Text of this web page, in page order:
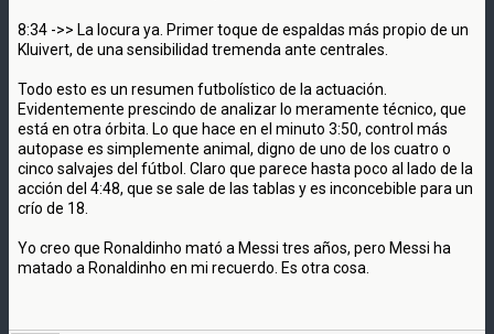
8:34 ->> La locura ya. Primer toque de espaldas más propio de un
Kluivert, de una sensibilidad tremenda ante centrales.
Todo esto es un resumen futbolístico de la actuación.
Evidentemente prescindo de analizar lo meramente técnico, que
está en otra órbita. Lo que hace en el minuto 3:50, control más
autopase es simplemente animal, digno de uno de los cuatro o
cinco salvajes del fútbol. Claro que parece hasta poco al lado de la
acción del 4:48, que se sale de las tablas y es inconcebible para un
crío de 18.
Yo creo que Ronaldinho mató a Messi tres años, pero Messi ha
matado a Ronaldinho en mi recuerdo. Es otra cosa.